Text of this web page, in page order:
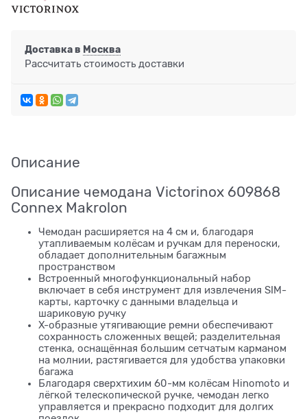
Доставка в Москва
Рассчитать стоимость доставки
Описание
Описание чемодана Victorinox 609868
Connex Makrolon
Чемодан расширяется на 4 см и, благодаря
утапливаемым колёсам и ручкам для переноски,
обладает дополнительным багажным
пространством
Встроенный многофункциональный набор
включает в себя инструмент для извлечения SIM-
карты, карточку с данными владельца и
шариковую ручку
X-образные утягивающие ремни обеспечивают
сохранность сложенных вещей; разделительная
стенка, оснащённая большим сетчатым карманом
на молнии, растягивается для удобства упаковки
багажа
Благодаря сверхтихим 60-мм колёсам Hinomoto и
лёгкой телескопической ручке, чемодан легко
управляется и прекрасно подходит для долгих